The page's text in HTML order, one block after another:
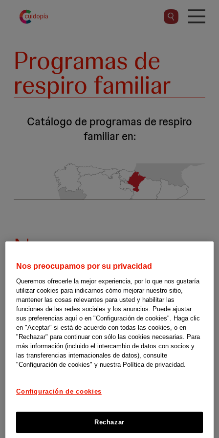
contenido
Programas de
respiro familiar
Catálogo de programas de respiro
familiar en:
Programas
de
respiro
familiar
-
Navarra
Programas de respiro familiar en Navarra
Estas guías son un material de orientación y apoyo elaborado por
SUPERCUIDADORES para el programa social Cuidopía de las
compañías de Johnson & Johnson en España. No somos responsables
tampoco de la actualización de las condiciones para ofrecer dichas
Nos preocupamos por su privacidad
Queremos ofrecerle la mejor experiencia, por lo que nos gustaría
utilizar cookies para indicarnos cómo mejorar nuestro sitio,
mantener las cosas relevantes para usted y habilitar las
funciones de las redes sociales y los anuncios. Puede ajustar
sus preferencias aquí o en "Configuración de cookies". Haga clic
en "Aceptar" si está de acuerdo con todas las cookies, o en
"Rechazar" para continuar con sólo las cookies necesarias. Para
más información (incluido el intercambio de datos con socios y
las transferencias internacionales de datos), consulte
"Configuración de cookies" y nuestra Política de privacidad.
Configuración de cookies
Rechazar